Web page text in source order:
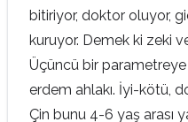
bitiriyor, doktor oluyor,
kuruyor. Demek ki zeki
Üçüncü bir parametreye
erdem ahlakı. İyi-kötü,
Çin bunu 4-6 yaş arası